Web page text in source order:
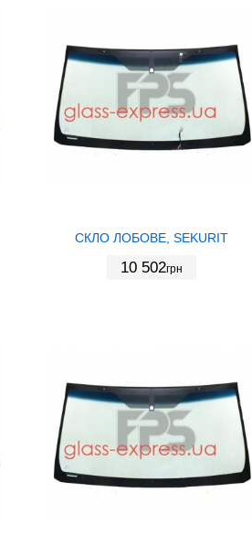
СКЛО ЛОБОВЕ, SEKURIT
10 502грн